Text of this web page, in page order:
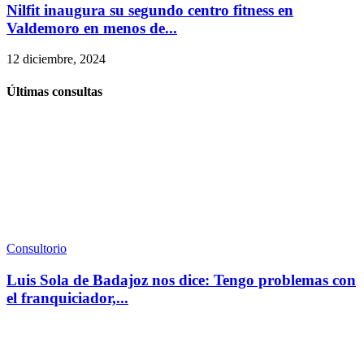
Nilfit inaugura su segundo centro fitness en
Valdemoro en menos de...
12 diciembre, 2024
Últimas consultas
Consultorio
Luis Sola de Badajoz nos dice: Tengo problemas con
el franquiciador,...